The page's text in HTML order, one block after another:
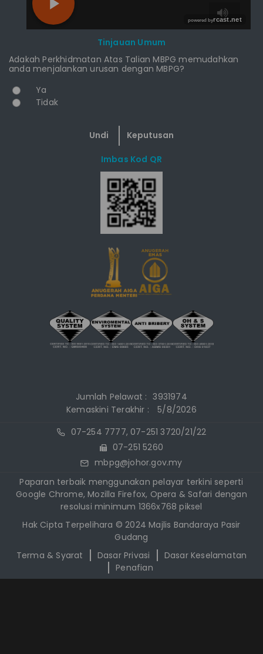
Tinjauan Umum
Adakah Perkhidmatan Atas Talian MBPG memudahkan
anda menjalankan urusan dengan MBPG?
Pilihan
Ya
Tidak
Imbas Kod QR
Jumlah Pelawat : 3931974
Kemaskini Terakhir :
5/8/2026
07-254 7777, 07-251 3720/21/22
07-251 5260
mbpg@johor.gov.my
Paparan terbaik menggunakan pelayar terkini seperti
Google Chrome, Mozilla Firefox, Opera & Safari dengan
resolusi minimum 1366x768 piksel
Hak Cipta Terpelihara © 2024 Majlis Bandaraya Pasir
Gudang
Terma & Syarat
Dasar Privasi
Dasar Keselamatan
Penafian